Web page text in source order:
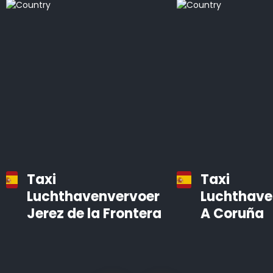
Taxi
Luchthavenvervoer
Jerez de la Frontera
Taxi
A Coruña